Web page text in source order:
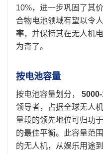
10%，进一步巩固了其
合物电池领域有望以令
率，并保持其在无人机
为奇了。
按电池容量
按电池容量划分，
领导者，占据全球无人
量段的领先地位可归功
的最佳平衡。此容量范
的无人机，从娱乐用途